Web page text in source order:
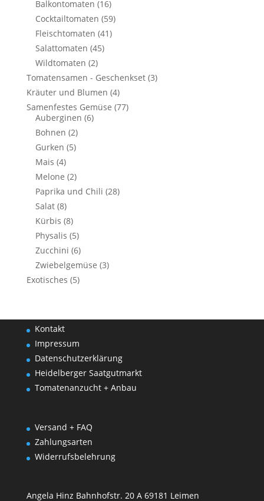
Balkontomaten (16)
Cocktailtomaten (59)
Fleischtomaten (41)
Salattomaten (45)
Wildtomaten (2)
Tomatensamen - Geschenkset (3)
Kräuter und Blumen (4)
Samenfestes Gemüse (77)
Auberginen (6)
Bohnen (2)
Gurken (5)
Mais (4)
Melone (2)
Paprika und Chili (28)
Salat (8)
Kürbis (8)
Physalis (5)
Zucchini (6)
Zwiebelgemüse (3)
Exotisches (5)
Kontakt
Impressum
Datenschutzerklärung
Heidelberger Saatgutmarkt
Tomatenanzucht + Anbau
Versand + FAQ
Zahlungsarten
Widerrufsbelehrung
Angela Hinz Bahnhofstr. 20 A 69181 Leimen